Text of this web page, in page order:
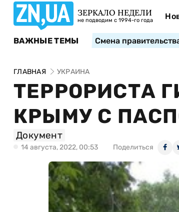
ЗЕРКАЛО НЕДЕЛИ
не подводим с 1994-го года
ВАЖНЫЕ ТЕМЫ Смена
ГЛАВНАЯ УКРАИНА
ТЕРРОРИСТА
КРЫМУ С
Документ
14 августа, 2022, 00:53 Поделиться